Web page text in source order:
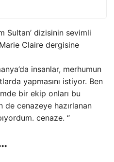
Sultan’ dizisinin sevimli
Claire dergisine
insanlar, merhumun
yapmasını istiyor. Ben
bir ekip onları bu
de cenazeye hazırlanan
cenaze. “